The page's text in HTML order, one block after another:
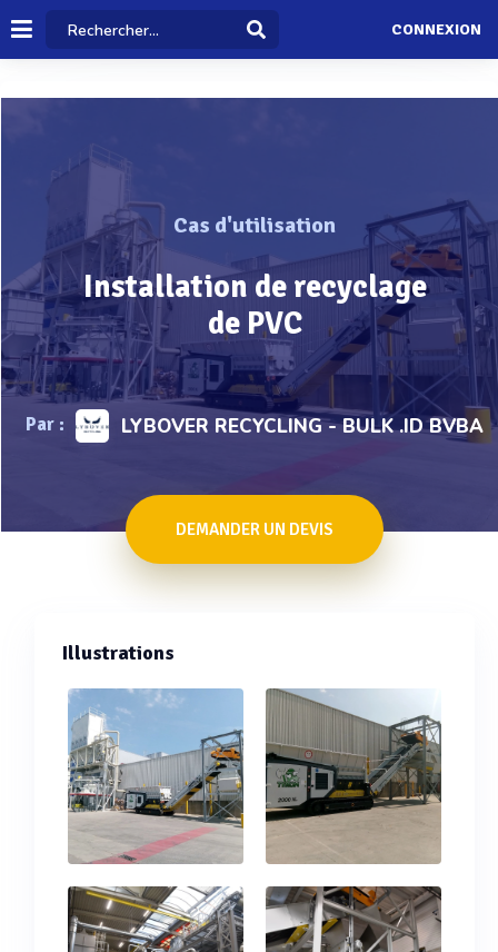
CONNEXION
Cas d'utilisation
Installation de recyclage
de PVC
Par : LYBOVER RECYCLING - BULK .ID BVBA
DEMANDER UN DEVIS
Illustrations